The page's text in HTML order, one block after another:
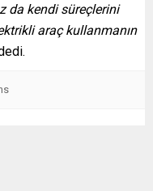
da kendi süreçlerini
araç kullanmanın